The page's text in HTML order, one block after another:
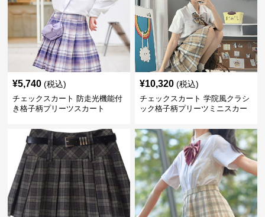
¥5,740 (税込)
チェックスカート 防走光機能付
き格子柄プリーツスカート
¥10,320 (税込)
チェックスカート 学院風クラシ
ック格子柄プリーツミニスカー